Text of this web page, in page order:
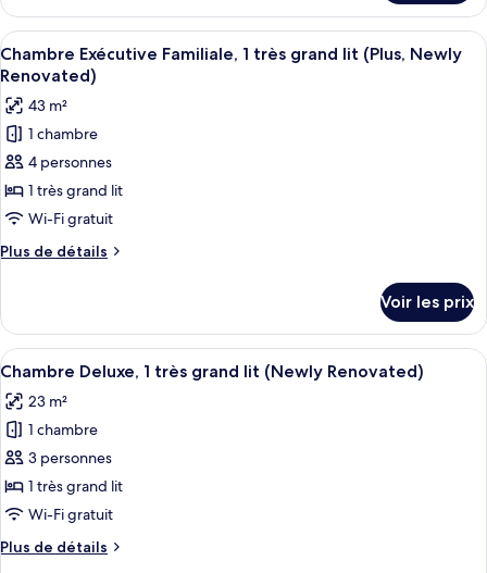
très
grand
lit
le
type
de
chambre
très
grand
lit
Afficher
toutes
les
photos
pour
ce
type
de
chambre :
Chambre
Familiale,
très
grand
lit
(Plus,
Newly
Renovated)
Chambre Exécutive Familiale, 1 très
5
Chambre Exécutive Familiale, 1 très grand lit (Plus, Newly
Renovated)
43 m²
1 chambre
4 personnes
1 très grand lit
Wi-Fi gratuit
Plus de détails
Plus
le
type
de
Chambre
Exécutive
Familiale,
très
grand
lit
(Plus,
Voir les prix
Afficher
toutes
les
photos
pour
ce
type
chambre :
Literie de qualité supérieure, coffres-
6
Chambre Deluxe, 1 très grand lit (Newly Renovated)
23 m²
1 chambre
3 personnes
1 très grand lit
Wi-Fi gratuit
Plus de détails
Plus